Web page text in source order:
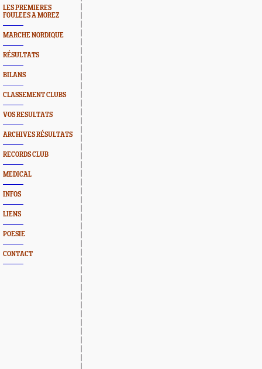
LES PREMIERES
FOULEES A MOREZ
MARCHE NORDIQUE
RÉSULTATS
BILANS
CLASSEMENT CLUBS
VOS RESULTATS
ARCHIVES RÉSULTATS
RECORDS CLUB
MEDICAL
INFOS
LIENS
POESIE
CONTACT